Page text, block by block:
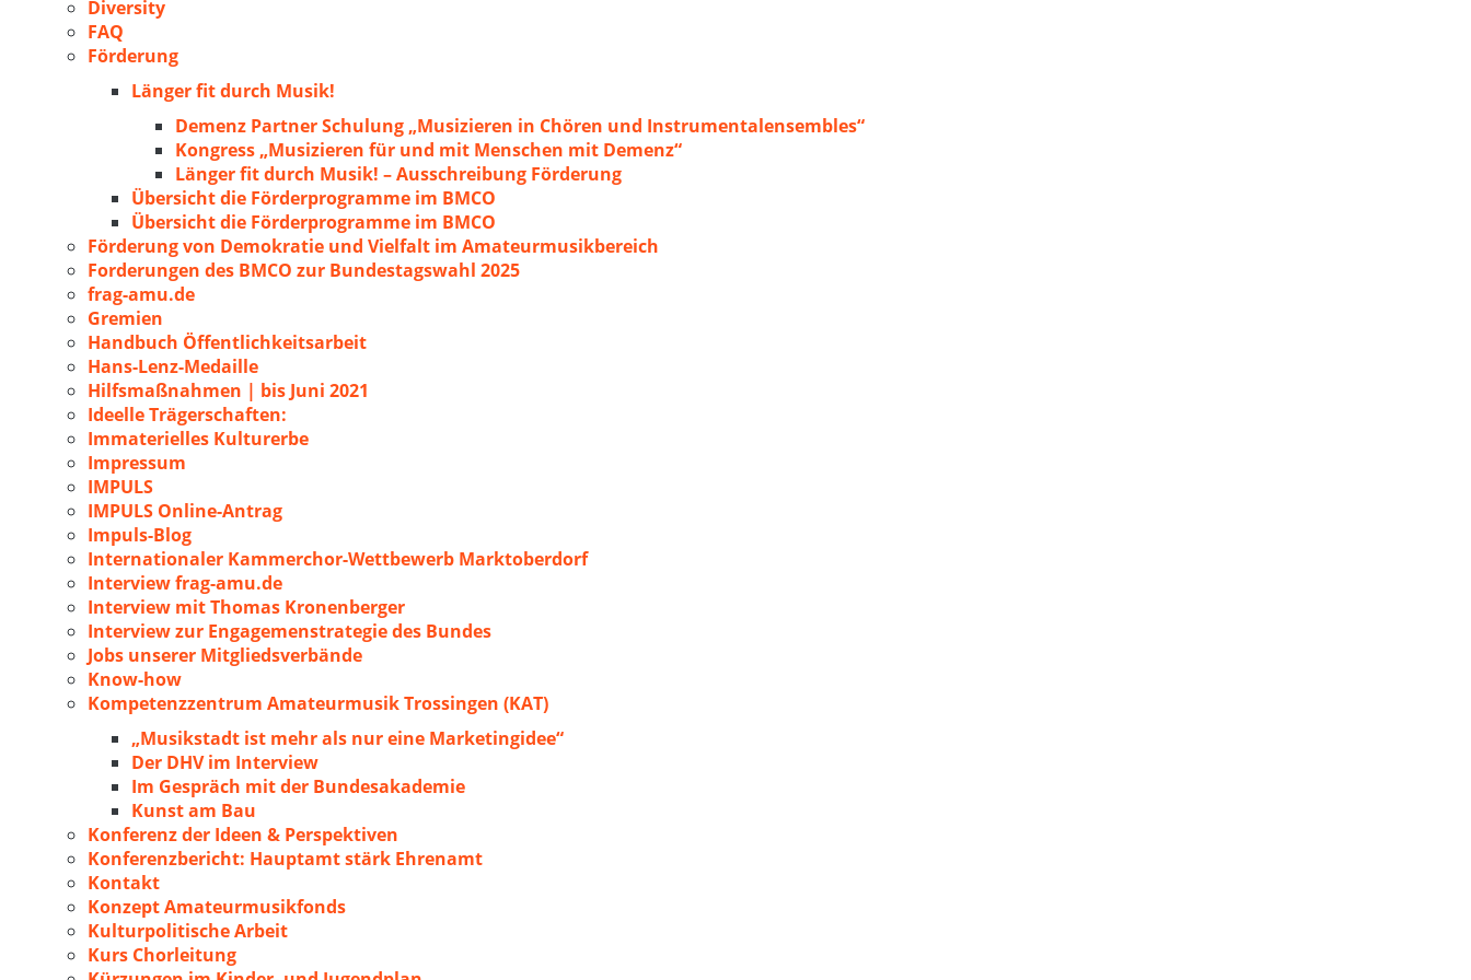
Diversity
FAQ
Förderung
Länger fit durch Musik!
Demenz Partner Schulung „Musizieren in Chören und Instrumentalensembles“
Kongress „Musizieren für und mit Menschen mit Demenz“
Länger fit durch Musik! – Ausschreibung Förderung
Übersicht die Förderprogramme im BMCO
Übersicht die Förderprogramme im BMCO
Förderung von Demokratie und Vielfalt im Amateurmusikbereich
Forderungen des BMCO zur Bundestagswahl 2025
frag-amu.de
Gremien
Handbuch Öffentlichkeitsarbeit
Hans-Lenz-Medaille
Hilfsmaßnahmen | bis Juni 2021
Ideelle Trägerschaften:
Immaterielles Kulturerbe
Impressum
IMPULS
IMPULS Online-Antrag
Impuls-Blog
Internationaler Kammerchor-Wettbewerb Marktoberdorf
Interview frag-amu.de
Interview mit Thomas Kronenberger
Interview zur Engagemenstrategie des Bundes
Jobs unserer Mitgliedsverbände
Know-how
Kompetenzzentrum Amateurmusik Trossingen (KAT)
„Musikstadt ist mehr als nur eine Marketingidee“
Der DHV im Interview
Im Gespräch mit der Bundesakademie
Kunst am Bau
Konferenz der Ideen & Perspektiven
Konferenzbericht: Hauptamt stärk Ehrenamt
Kontakt
Konzept Amateurmusikfonds
Kulturpolitische Arbeit
Kurs Chorleitung